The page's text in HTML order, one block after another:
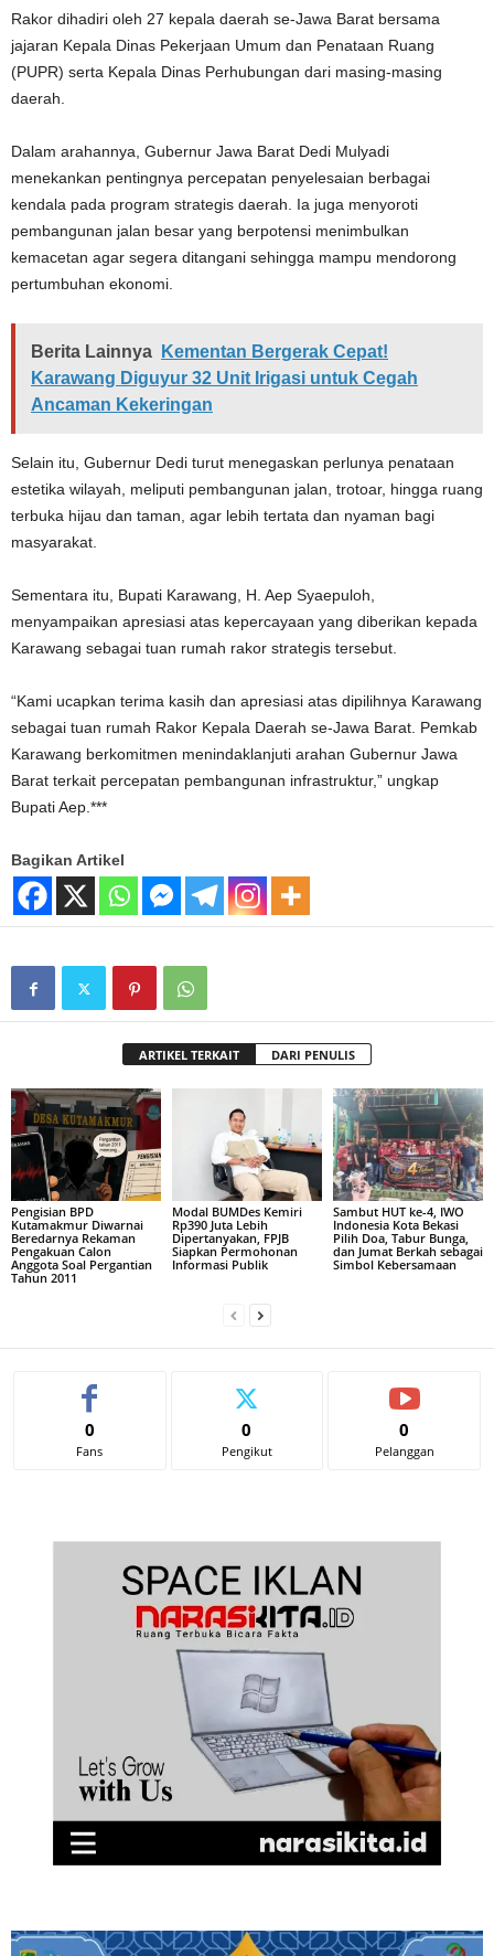
Rakor dihadiri oleh 27 kepala daerah se-Jawa Barat bersama
jajaran Kepala Dinas Pekerjaan Umum dan Penataan Ruang
(PUPR) serta Kepala Dinas Perhubungan dari masing-masing
daerah.
Dalam arahannya, Gubernur Jawa Barat Dedi Mulyadi
menekankan pentingnya percepatan penyelesaian berbagai
kendala pada program strategis daerah. Ia juga menyoroti
pembangunan jalan besar yang berpotensi menimbulkan
kemacetan agar segera ditangani sehingga mampu mendorong
pertumbuhan ekonomi.
Berita Lainnya
Kementan Bergerak Cepat!
Karawang Diguyur 32 Unit Irigasi untuk Cegah
Ancaman Kekeringan
Selain itu, Gubernur Dedi turut menegaskan perlunya penataan
estetika wilayah, meliputi pembangunan jalan, trotoar, hingga ruang
terbuka hijau dan taman, agar lebih tertata dan nyaman bagi
masyarakat.
Sementara itu, Bupati Karawang, H. Aep Syaepuloh,
menyampaikan apresiasi atas kepercayaan yang diberikan kepada
Karawang sebagai tuan rumah rakor strategis tersebut.
“Kami ucapkan terima kasih dan apresiasi atas dipilihnya Karawang
sebagai tuan rumah Rakor Kepala Daerah se-Jawa Barat. Pemkab
Karawang berkomitmen menindaklanjuti arahan Gubernur Jawa
Barat terkait percepatan pembangunan infrastruktur,” ungkap
Bupati Aep.***
Bagikan Artikel
ARTIKEL TERKAIT DARI PENULIS
Pengisian BPD
Kutamakmur Diwarnai
Beredarnya Rekaman
Pengakuan Calon
Anggota Soal Pergantian
Tahun 2011
Modal BUMDes Kemiri
Rp390 Juta Lebih
Dipertanyakan, FPJB
Siapkan Permohonan
Informasi Publik
Sambut HUT ke-4, IWO
Indonesia Kota Bekasi
Pilih Doa, Tabur Bunga,
dan Jumat Berkah sebagai
Simbol Kebersamaan
0
Fans
0
Pengikut
0
Pelanggan